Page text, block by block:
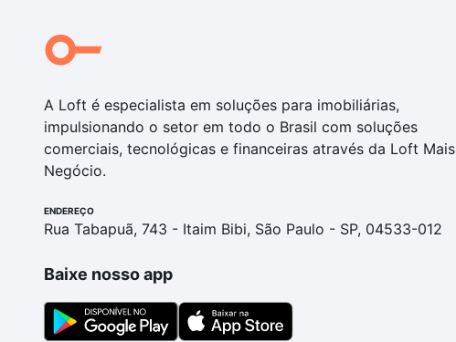
A Loft é especialista em soluções para imobiliárias,
impulsionando o setor em todo o Brasil com soluções
comerciais, tecnológicas e financeiras através da Loft Mais
Negócio.
ENDEREÇO
Rua Tabapuã, 743 - Itaim Bibi, São Paulo - SP, 04533-012
Baixe nosso app